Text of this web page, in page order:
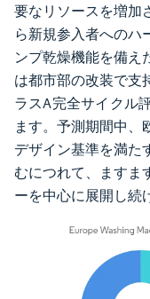
要なリソースを増加
ら新規参入者へのハ
ンプ乾燥機能を備え
は都市部の改装で支
ラスA完全サイクル
ます。予測期間中、
デザイン基準を満た
むにつれて、ますま
ーを中心に展開し続